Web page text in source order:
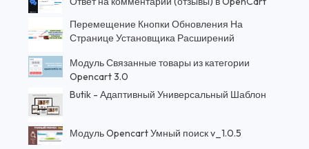
Перемещение Кнопки Обновления На
Странице Установщика Расширений
Модуль Связанные товары из категории
Opencart 3.0
Butik - Адаптивный Универсальный Шаблон
Модуль Opencart Умный поиск v_1.0.5